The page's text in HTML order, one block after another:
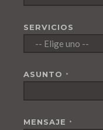
SERVICIOS
ASUNTO *
MENSAJE *